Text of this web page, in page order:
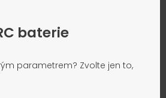
baterie
parametrem? Zvolte jen to,